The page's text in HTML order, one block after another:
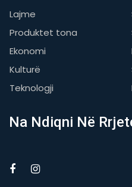
Lajme
Produktet tona
Ekonomi
Kulturë
Teknologji
Na Ndiqni Në